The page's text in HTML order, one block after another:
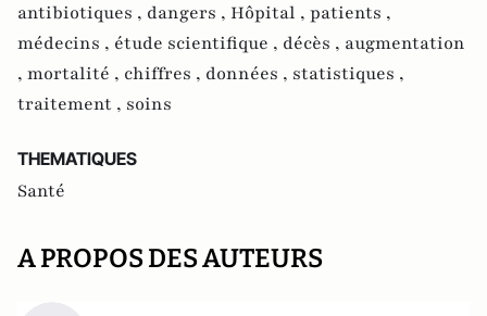
antibiotiques , dangers , Hôpital , patients ,
médecins , étude scientifique , décès , augmentation
, mortalité , chiffres , données , statistiques ,
traitement , soins
THEMATIQUES
Santé
A PROPOS DES AUTEURS